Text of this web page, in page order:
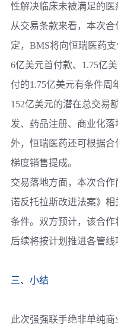
性解决临床未被满足的医
从交易条款来看，本次
定， BMS将向恒瑞医药
6亿美元首付款、1.75亿
付的1.75亿美元有条件周
152亿美元的潜在总交易
发、药品注册、商业化
外， 恒瑞医药还可根据合
梯度销售提成。
交易落地方面，本次合
诺反托拉斯改进法案》相
条件。双方预计，该合作
后续将按计划推进各管线
三、小结
此次强强联手绝非单纯商